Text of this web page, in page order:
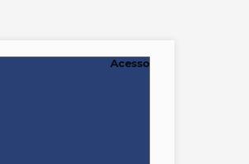
Acesso